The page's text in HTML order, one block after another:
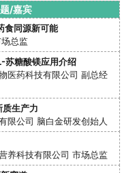
/嘉宾
食同源新可能
总监
糖酸镁应用介绍
医药科技有限公司 副总经
生产力
限公司 脑白金研发创始人
养科技有限公司 市场总监